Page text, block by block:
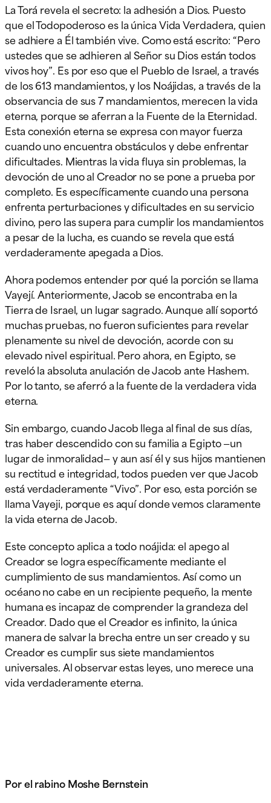
La Torá revela el secreto: la adhesión a Dios. Puesto
que el Todopoderoso es la única Vida Verdadera, quien
se adhiere a Él también vive. Como está escrito: “Pero
ustedes que se adhieren al Señor su Dios están todos
vivos hoy”. Es por eso que el Pueblo de Israel, a través
de los 613 mandamientos, y los Noájidas, a través de la
observancia de sus 7 mandamientos, merecen la vida
eterna, porque se aferran a la Fuente de la Eternidad.
Esta conexión eterna se expresa con mayor fuerza
cuando uno encuentra obstáculos y debe enfrentar
dificultades. Mientras la vida fluya sin problemas, la
devoción de uno al Creador no se pone a prueba por
completo. Es específicamente cuando una persona
enfrenta perturbaciones y dificultades en su servicio
divino, pero las supera para cumplir los mandamientos
a pesar de la lucha, es cuando se revela que está
verdaderamente apegada a Dios.
Ahora podemos entender por qué la porción se llama
Vayejí. Anteriormente, Jacob se encontraba en la
Tierra de Israel, un lugar sagrado. Aunque allí soportó
muchas pruebas, no fueron suficientes para revelar
plenamente su nivel de devoción, acorde con su
elevado nivel espiritual. Pero ahora, en Egipto, se
reveló la absoluta anulación de Jacob ante Hashem.
Por lo tanto, se aferró a la fuente de la verdadera vida
eterna.
Sin embargo, cuando Jacob llega al final de sus días,
tras haber descendido con su familia a Egipto —un
lugar de inmoralidad— y aun así él y sus hijos mantienen
su rectitud e integridad, todos pueden ver que Jacob
está verdaderamente “Vivo”. Por eso, esta porción se
llama Vayeji, porque es aquí donde vemos claramente
la vida eterna de Jacob.
Este concepto aplica a todo noájida: el apego al
Creador se logra específicamente mediante el
cumplimiento de sus mandamientos. Así como un
océano no cabe en un recipiente pequeño, la mente
humana es incapaz de comprender la grandeza del
Creador. Dado que el Creador es infinito, la única
manera de salvar la brecha entre un ser creado y su
Creador es cumplir sus siete mandamientos
universales. Al observar estas leyes, uno merece una
vida verdaderamente eterna.
Por el rabino Moshe Bernstein